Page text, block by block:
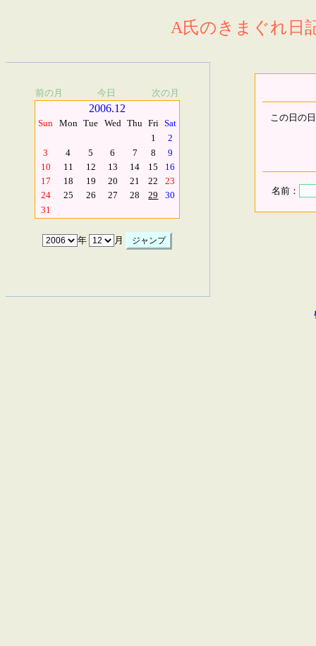
A氏のきまぐれ日
前の月 今日 次の月
2006.12
Sun Mon Tue Wed Thu Fri Sat
1
2
3
4 5 6 7 8
9
10
11 12 13 14 15
16
17
18 19 20 21 22
23
24
25 26 27 28 29
30
31
年 月
この日の
名前：